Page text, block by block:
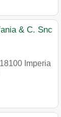
& C. Snc
18100 Imperia